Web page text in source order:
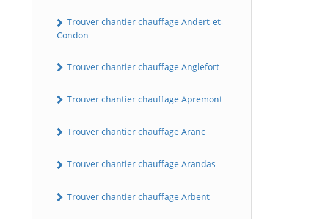
Trouver chantier chauffage Andert-et-
Condon
Trouver chantier chauffage Anglefort
Trouver chantier chauffage Apremont
Trouver chantier chauffage Aranc
Trouver chantier chauffage Arandas
Trouver chantier chauffage Arbent